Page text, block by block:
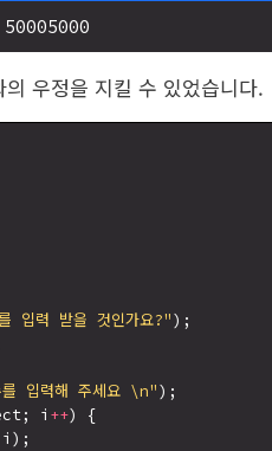
우정을 지킬 수 있었습니다.
입력 받을 것인가요?");
입력해 주세요 \n");
i ++) {